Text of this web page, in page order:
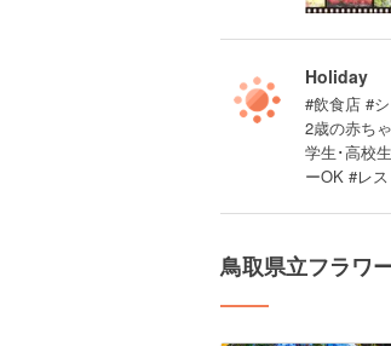
Holiday
#飲食店 #
2歳の赤ち
学生･高校
ーOK #レ
鳥取県立フラワ